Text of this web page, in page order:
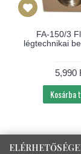
FA-150/3
légtechnikai
5,990
Kosárba